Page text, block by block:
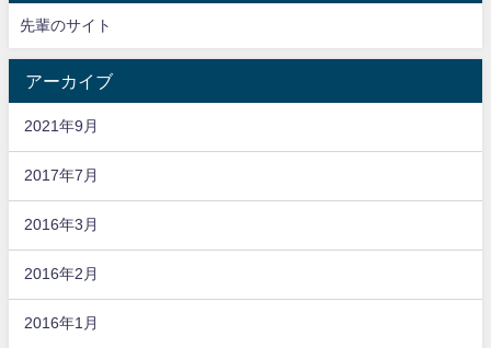
先輩のサイト
アーカイブ
2021年9月
2017年7月
2016年3月
2016年2月
2016年1月